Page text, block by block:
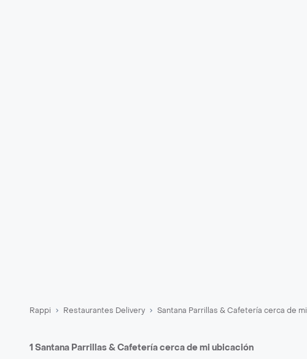
Rappi Restaurantes Delivery Santana Parrillas & Cafetería cerca de mi
1 Santana Parrillas & Cafetería cerca de mi ubicación